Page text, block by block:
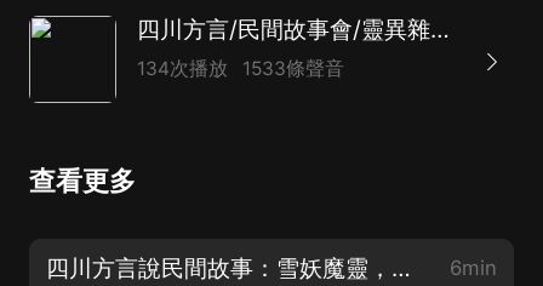
四川方言/民間故事會/靈異雜談/每天一個奇聞故事
134次播放 1533條聲音
查看更多
四川方言說民間故事：雪妖魔靈，狼牙吊墜的秘密 6min